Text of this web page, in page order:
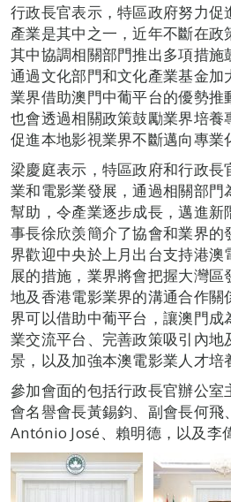
行政長官表示，特區政府努力促
產業是其中之一，近年不斷在政
其中協調相關部門推出多項措
通過文化部門和文化產業基金加
業界借助澳門中葡平台的優勢推
也會透過相關政策鼓勵業界培養
促進本地影視業界不斷邁向專業
梁慶庭表示，特區政府和行政長
業和電影業發展，通過相關部
幫助，令產業逐步成長，邁進新
事長徐欣羡簡介了協會和業界的
界歡迎中央於上月出台支持港澳
展的措施，業界將會把握大灣
地及香港電影業界的溝通合作關
界可以借助中葡平台，讓澳門成
業交流平台、完善政策吸引內地
景，以及加強本澳電影業人才培
參加會面的包括行政長官辦公室
會名譽會長黃錫鈞、副會長何
António José、賴明德，以及李